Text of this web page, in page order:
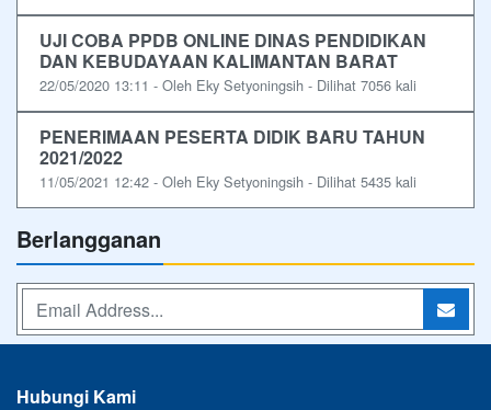
UJI COBA PPDB ONLINE DINAS PENDIDIKAN
DAN KEBUDAYAAN KALIMANTAN BARAT
22/05/2020 13:11 - Oleh Eky Setyoningsih - Dilihat 7056 kali
PENERIMAAN PESERTA DIDIK BARU TAHUN
2021/2022
11/05/2021 12:42 - Oleh Eky Setyoningsih - Dilihat 5435 kali
Berlangganan
Hubungi Kami